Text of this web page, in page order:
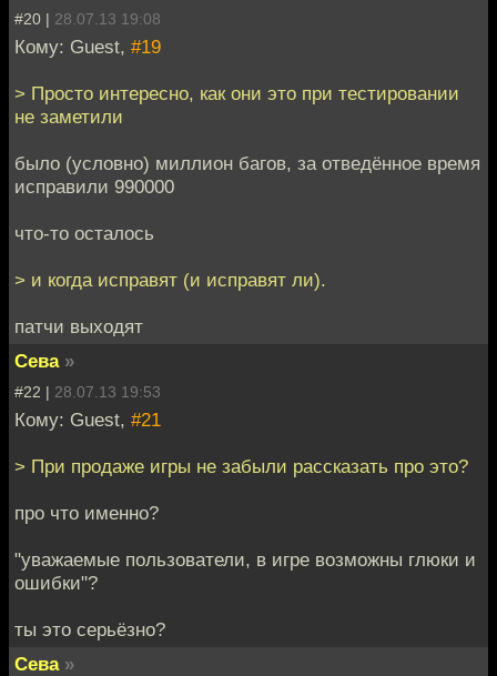
#20 | 28.07.13 19:08
Кому: Guest, #19
> Просто интересно, как они это при тестировании
не заметили
было (условно) миллион багов, за отведённое время
исправили 990000
что-то осталось
> и когда исправят (и исправят ли).
патчи выходят
Сева »
#22 | 28.07.13 19:53
Кому: Guest, #21
> При продаже игры не забыли рассказать про это?
про что именно?
"уважаемые пользователи, в игре возможны глюки и
ошибки"?
ты это серьёзно?
Сева »